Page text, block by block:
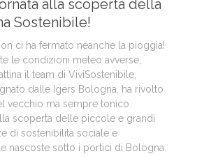
alla scoperta della
Sostenibile!
ci ha fermato neanche la pioggia!
le condizioni meteo avverse,
il team di ViviSostenibile,
dalle Igers Bologna, ha rivolto
vecchio ma sempre tonico
scoperta delle piccole e grandi
di sostenibilità sociale e
nascoste sotto i portici di Bologna.